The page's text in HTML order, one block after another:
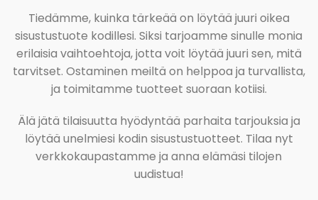
Tiedämme, kuinka tärkeää on löytää juuri oikea
sisustustuote kodillesi. Siksi tarjoamme sinulle monia
erilaisia vaihtoehtoja, jotta voit löytää juuri sen, mitä
tarvitset. Ostaminen meiltä on helppoa ja turvallista,
ja toimitamme tuotteet suoraan kotiisi.
Älä jätä tilaisuutta hyödyntää parhaita tarjouksia ja
löytää unelmiesi kodin sisustustuotteet. Tilaa nyt
verkkokaupastamme ja anna elämäsi tilojen
uudistua!